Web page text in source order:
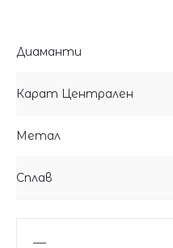
Диаманти
Карат Централен
Метал
Сплав